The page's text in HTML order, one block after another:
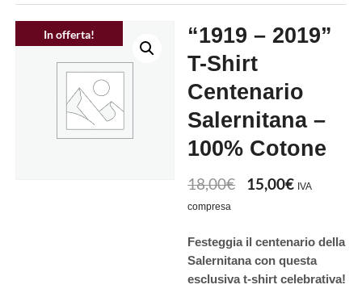
In offerta!
“1919 – 2019”
T-Shirt
Centenario
Salernitana –
100% Cotone
18,00€
Il
era:
18,00€.
15,00€Il
è:
15,00€.
IVA
compresa
Festeggia il centenario della
Salernitana con questa
esclusiva t-shirt celebrativa!